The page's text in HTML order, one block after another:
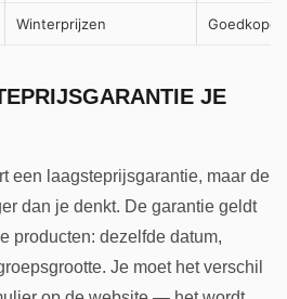
Winterprijzen Goedkope
JE
een laagsteprijsgarantie, maar de
dan je denkt. De garantie geldt
producten: dezelfde datum,
Je moet het verschil